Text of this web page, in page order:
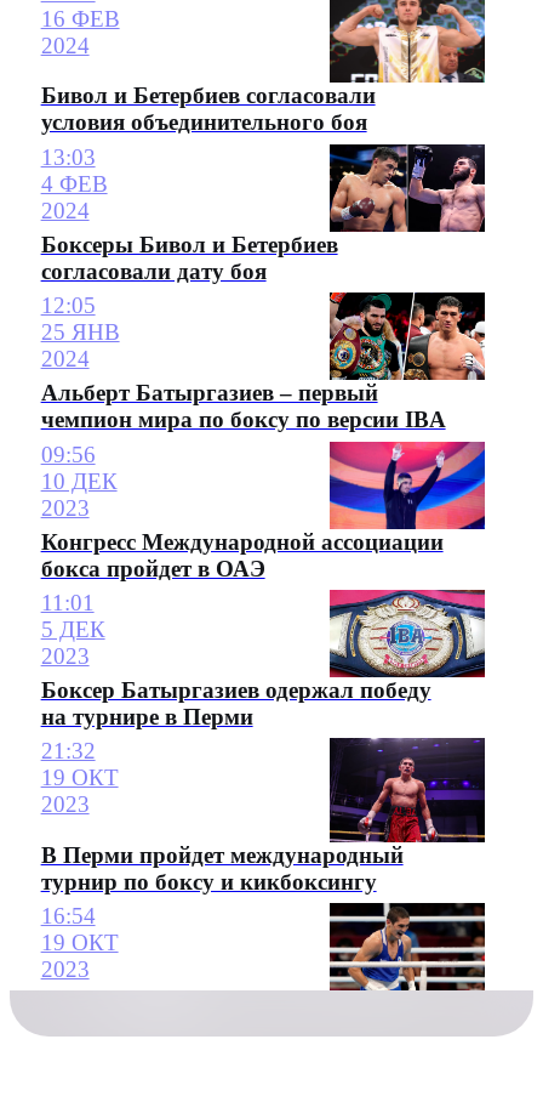
16 ФЕВ
2024
Бивол и Бетербиев согласовали
условия объединительного боя
13:03
4 ФЕВ
2024
Боксеры Бивол и Бетербиев
согласовали дату боя
12:05
25 ЯНВ
2024
Альберт Батыргазиев – первый
чемпион мира по боксу по версии IBA
09:56
10 ДЕК
2023
Конгресс Международной ассоциации
бокса пройдет в ОАЭ
11:01
5 ДЕК
2023
Боксер Батыргазиев одержал победу
на турнире в Перми
21:32
19 ОКТ
2023
В Перми пройдет международный
турнир по боксу и кикбоксингу
16:54
19 ОКТ
2023